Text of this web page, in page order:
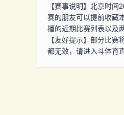
【赛事说明】北京时
赛的朋友可以提前收藏
播的近期比赛列表以及
【友好提示】部分比
都无效，请进入斗体育